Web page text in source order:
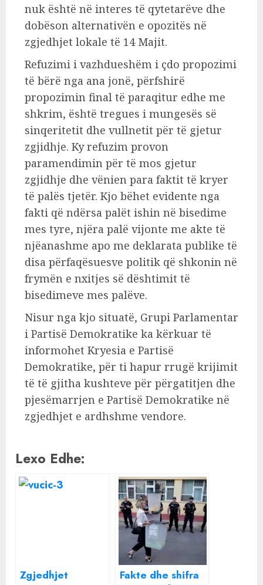
nuk është në interes të qytetarëve dhe
dobëson alternativën e opozitës në
zgjedhjet lokale të 14 Majit.
Refuzimi i vazhdueshëm i çdo propozimi
të bërë nga ana jonë, përfshirë
propozimin final të paraqitur edhe me
shkrim, është tregues i mungesës së
sinqeritetit dhe vullnetit për të gjetur
zgjidhje. Ky refuzim provon
paramendimin për të mos gjetur
zgjidhje dhe vënien para faktit të kryer
të palës tjetër. Kjo bëhet evidente nga
fakti që ndërsa palët ishin në bisedime
mes tyre, njëra palë vijonte me akte të
njëanashme apo me deklarata publike të
disa përfaqësuesve politik që shkonin në
frymën e nxitjes së dështimit të
bisedimeve mes palëve.
Nisur nga kjo situatë, Grupi Parlamentar
i Partisë Demokratike ka kërkuar të
informohet Kryesia e Partisë
Demokratike, për ti hapur rrugë krijimit
të të gjitha kushteve për përgatitjen dhe
pjesëmarrjen e Partisë Demokratike në
zgjedhjet e ardhshme vendore.
Lexo Edhe:
Zgjedhjet
Fakte dhe shifra